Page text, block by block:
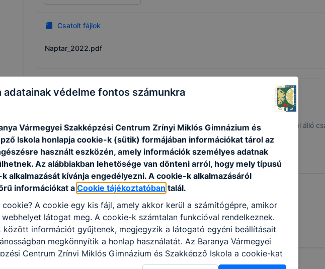
Csatolt fájlok
Naptar_2022.pdf
A marosvásárhelyi Elektromaros Technológiai Líceum 40 diákból és 4 tanárból álló
változatos programmal rendelkező kiránduláson vett részt.
Bővebben a projektről
1
adatainak védelme fontos számunkra
Vármegyei Szakképzési Centrum Zrínyi Miklós Gimnázium és
Iskola honlapja cookie-k (sütik) formájában információkat tárol az
használt eszközén, amely információk személyes adatnak
Az alábbiakban lehetősége van dönteni arról, hogy mely típusú
alkalmazását kívánja engedélyezni. A cookie-k alkalmazásáról
információkat a Cookie tájékoztatóban talál.
cookie? A cookie egy kis fájl, amely akkor kerül a számítógépre, amikor
webhelyet látogat meg. A cookie-k számtalan funkcióval rendelkeznek.
között információt gyűjtenek, megjegyzik a látogató egyéni beállításait
megkönnyítik a honlap használatát. Az Baranya Vármegyei
Centrum Zrínyi Miklós Gimnázium és Szakképző Iskola a cookie-kat
célokból használja: információ gyűjtése azzal kapcsolatban, hogyan